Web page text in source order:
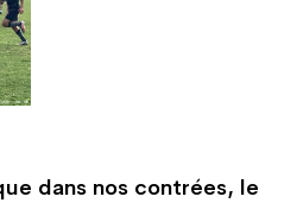
dans nos contrées, le